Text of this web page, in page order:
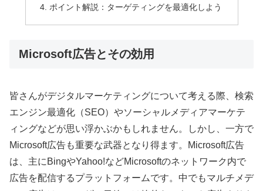
ポイント解説：ターゲティングを最適化しよう
Microsoft広告とその効用
皆さんがデジタルマーケティングについて考える際、検索
エンジン最適化（SEO）やソーシャルメディアマーケテ
ィングなどが思い浮かぶかもしれません。しかし、一方で
Microsoft広告も重要な武器となり得ます。Microsoft広告
は、主にBingやYahoo!などMicrosoftのネットワーク内で
広告を配信するプラットフォームです。中でもマルチメデ